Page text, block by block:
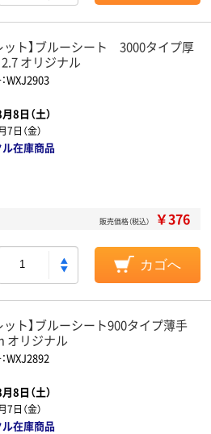
ット】ブルーシート 3000タイプ厚
オリジナル
WXJ2903
8日（土）
7日（金）
在庫商品
販売価格（税込） ￥376
カゴへ
ット】ブルーシート900タイプ薄手
オリジナル
WXJ2892
8日（土）
7日（金）
在庫商品